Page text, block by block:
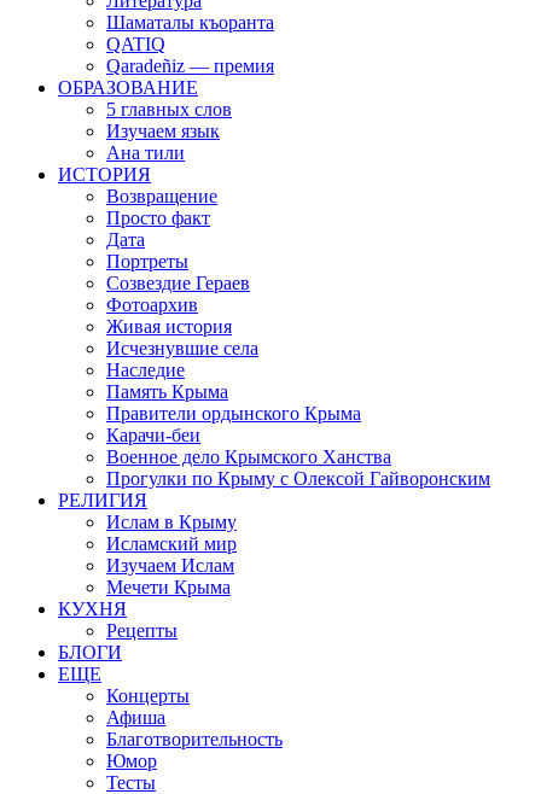
Шаматалы къоранта
QATIQ
Qaradeñiz — премия
ОБРАЗОВАНИЕ
5 главных слов
Изучаем язык
Ана тили
ИСТОРИЯ
Возвращение
Просто факт
Дата
Портреты
Созвездие Гераев
Фотоархив
Живая история
Исчезнувшие села
Наследие
Память Крыма
Правители ордынского Крыма
Карачи-беи
Военное дело Крымского Ханства
Прогулки по Крыму с Олексой Гайворонским
РЕЛИГИЯ
Ислам в Крыму
Исламский мир
Изучаем Ислам
Мечети Крыма
КУХНЯ
Рецепты
БЛОГИ
ЕЩЕ
Концерты
Афиша
Благотворительность
Юмор
Тесты